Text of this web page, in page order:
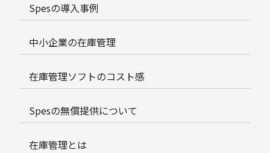
Spesの導入事例
中小企業の在庫管理
在庫管理ソフトのコスト感
Spesの無償提供について
在庫管理とは